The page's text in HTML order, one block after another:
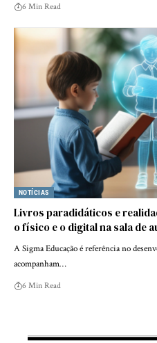
6 Min Read
NOTÍCIAS
Livros paradidáticos e
o físico e o digital na sala de
A Sigma Educação é referência no
acompanham…
6 Min Read